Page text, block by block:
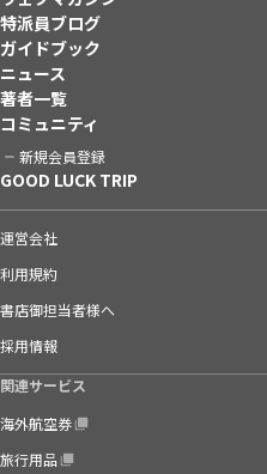
特派員ブログ
ガイドブック
ニュース
著者一覧
コミュニティ
新規会員登録
GOOD LUCK TRIP
運営会社
利用規約
書店御担当者様へ
採用情報
関連サービス
海外航空券
旅行用品